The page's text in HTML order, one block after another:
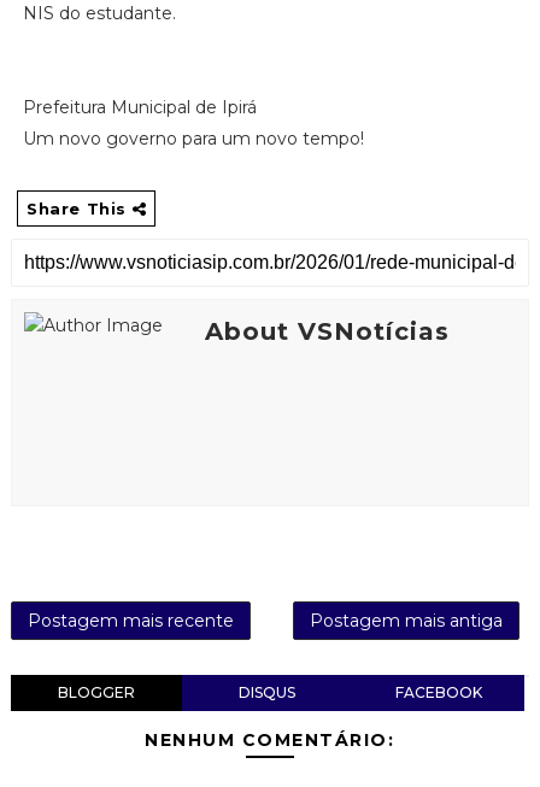
NIS do estudante.
Prefeitura Municipal de Ipirá
Um novo governo para um novo tempo!
Share This
About VSNotícias
Postagem mais recente Postagem mais antiga
BLOGGER DISQUS FACEBOOK
NENHUM COMENTÁRIO: